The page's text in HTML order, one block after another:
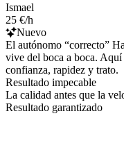
Ismael
25 €/h
Nuevo
El autónomo “correcto”
vive del boca a boca.
confianza, rapidez y trato.
Resultado impecable
La calidad antes que la
Resultado garantizado